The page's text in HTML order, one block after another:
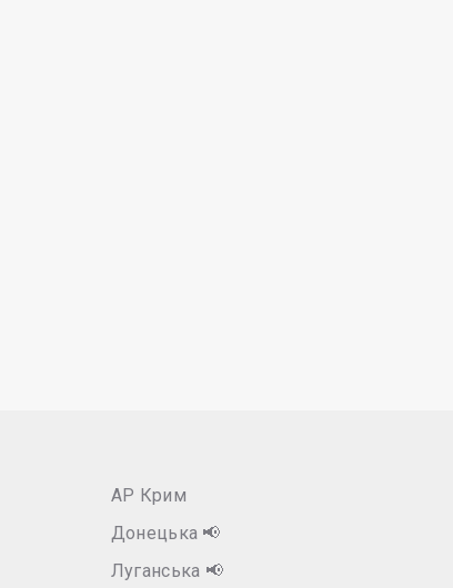
АР Крим
Донецька 📢
Луганська 📢